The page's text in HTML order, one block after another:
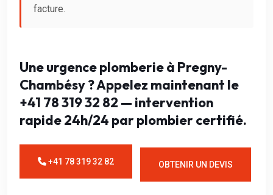
facture.
Une urgence plomberie à Pregny-
Chambésy ? Appelez maintenant le
+41 78 319 32 82 — intervention
rapide 24h/24 par plombier certifié.
+41 78 319 32 82 OBTENIR UN DEVIS